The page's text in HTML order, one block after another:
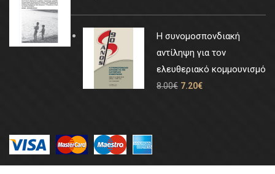
Η συνομοσπονδιακή
αντίληψη για τον
ελευθεριακό κομμουνισμό
8.00€ 7.20€